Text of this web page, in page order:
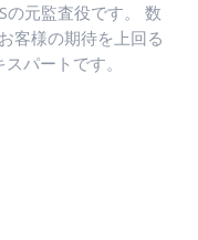
の元監査役です。 数
客様の期待を上回る
パートです。